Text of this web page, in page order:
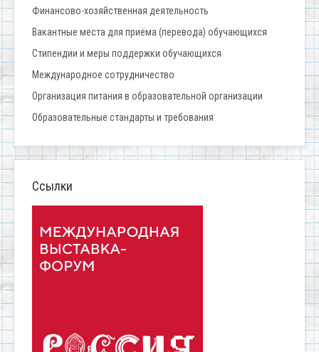
Финансово-хозяйственная деятельность
Вакантные места для приёма (перевода) обучающихся
Стипендии и меры поддержки обучающихся
Международное сотрудничество
Организация питания в образовательной организации
Образовательные стандарты и требования
Ссылки